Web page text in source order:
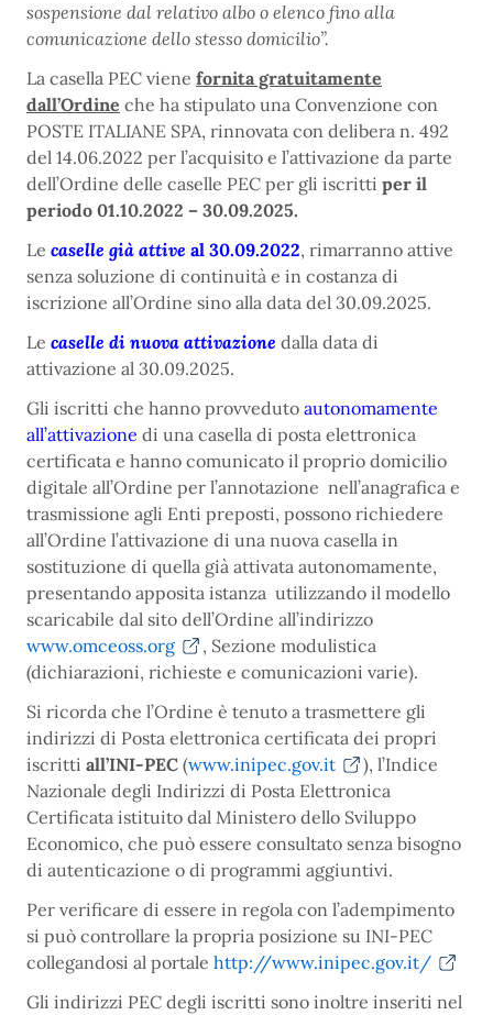
sospensione dal relativo albo o elenco fino alla
comunicazione dello stesso domicilio”.
La casella PEC viene fornita gratuitamente
dall’Ordine che ha stipulato una Convenzione con
POSTE ITALIANE SPA, rinnovata con delibera n. 492
del 14.06.2022 per l’acquisito e l’attivazione da parte
dell’Ordine delle caselle PEC per gli iscritti per il
periodo 01.10.2022 – 30.09.2025.
Le caselle già attive al 30.09.2022, rimarranno attive
senza soluzione di continuità e in costanza di
iscrizione all’Ordine sino alla data del 30.09.2025.
Le caselle di nuova attivazione dalla data di
attivazione al 30.09.2025.
Gli iscritti che hanno provveduto autonomamente
all’attivazione di una casella di posta elettronica
certificata e hanno comunicato il proprio domicilio
digitale all’Ordine per l’annotazione nell’anagrafica e
trasmissione agli Enti preposti, possono richiedere
all’Ordine l’attivazione di una nuova casella in
sostituzione di quella già attivata autonomamente,
presentando apposita istanza utilizzando il modello
scaricabile dal sito dell’Ordine all’indirizzo
www.omceoss.org
, Sezione modulistica
(dichiarazioni, richieste e comunicazioni varie).
Si ricorda che l’Ordine è tenuto a trasmettere gli
indirizzi di Posta elettronica certificata dei propri
iscritti all’INI-PEC (www.inipec.gov.it
), l’Indice
Nazionale degli Indirizzi di Posta Elettronica
Certificata istituito dal Ministero dello Sviluppo
Economico, che può essere consultato senza bisogno
di autenticazione o di programmi aggiuntivi.
Per verificare di essere in regola con l’adempimento
si può controllare la propria posizione su INI-PEC
collegandosi al portale http://www.inipec.gov.it/
Gli indirizzi PEC degli iscritti sono inoltre inseriti nel